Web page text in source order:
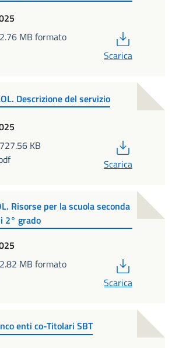
MB formato
Scarica
Descrizione del servizio
KB
Scarica
Risorse per la scuola seconda
2° grado
MB formato
Scarica
enti co-Titolari SBT